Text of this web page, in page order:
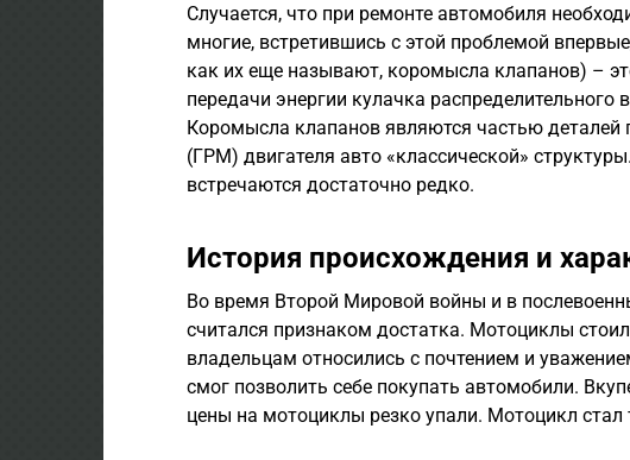
Случается, что при ремонте автомобиля
многие, встретившись с этой проблемой
как их еще называют, коромысла клапанов) –
передачи энергии кулачка распределительного
Коромысла клапанов являются частью деталей
(ГРМ) двигателя авто «классической»
встречаются достаточно редко.
История происхождения и
Во время Второй Мировой войны и в
считался признаком достатка. Мотоциклы
владельцам относились с почтением и
смог позволить себе покупать автомобили.
цены на мотоциклы резко упали. Мотоцикл